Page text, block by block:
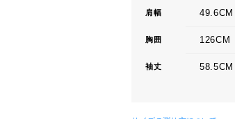
肩幅 49.6CM
胸囲 126CM
袖丈 58.5CM